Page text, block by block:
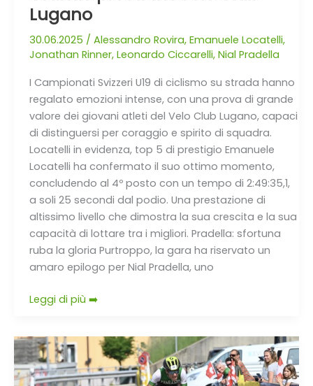
Lugano
30.06.2025 / Alessandro Rovira, Emanuele Locatelli,
Jonathan Rinner, Leonardo Ciccarelli, Nial Pradella
I Campionati Svizzeri U19 di ciclismo su strada hanno
regalato emozioni intense, con una prova di grande
valore dei giovani atleti del Velo Club Lugano, capaci
di distinguersi per coraggio e spirito di squadra.
Locatelli in evidenza, top 5 di prestigio Emanuele
Locatelli ha confermato il suo ottimo momento,
concludendo al 4º posto con un tempo di 2:49:35,1,
a soli 25 secondi dal podio. Una prestazione di
altissimo livello che dimostra la sua crescita e la sua
capacità di lottare tra i migliori. Pradella: sfortuna
ruba la gloria Purtroppo, la gara ha riservato un
amaro epilogo per Nial Pradella, uno
Leggi di più ➡️
Campionati
svizzeri
di